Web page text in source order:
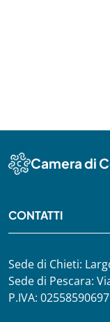
Camera di
CONTATTI
Sede di Chieti:
Sede di Pescara:
P.IVA: 02558590697